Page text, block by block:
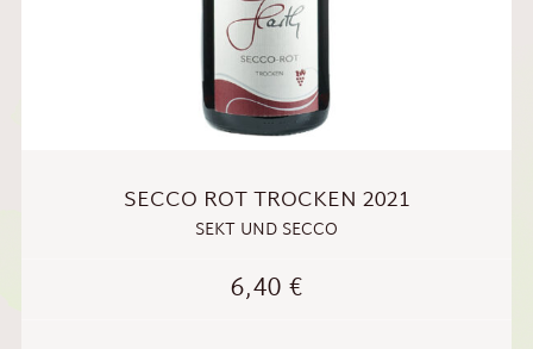
SECCO ROT TROCKEN 2021
SEKT UND SECCO
6,40€